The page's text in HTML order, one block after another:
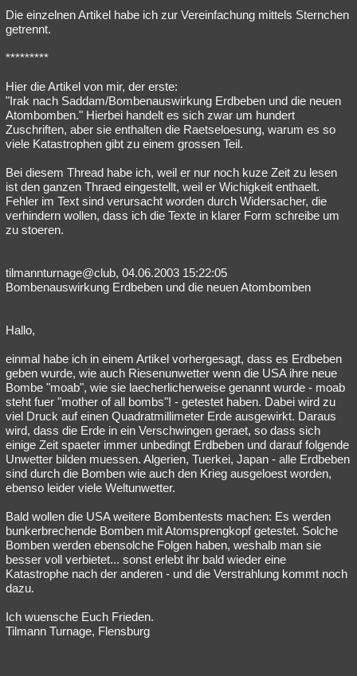
Die einzelnen Artikel habe ich zur Vereinfachung mittels Sternchen
getrennt.
*********
Hier die Artikel von mir, der erste:
"Irak nach Saddam/Bombenauswirkung Erdbeben und die neuen
Atombomben." Hierbei handelt es sich zwar um hundert
Zuschriften, aber sie enthalten die Raetseloesung, warum es so
viele Katastrophen gibt zu einem grossen Teil.
Bei diesem Thread habe ich, weil er nur noch kuze Zeit zu lesen
ist den ganzen Thraed eingestellt, weil er Wichigkeit enthaelt.
Fehler im Text sind verursacht worden durch Widersacher, die
verhindern wollen, dass ich die Texte in klarer Form schreibe um
zu stoeren.
tilmannturnage@club, 04.06.2003 15:22:05
Bombenauswirkung Erdbeben und die neuen Atombomben
Hallo,
einmal habe ich in einem Artikel vorhergesagt, dass es Erdbeben
geben wurde, wie auch Riesenunwetter wenn die USA ihre neue
Bombe "moab", wie sie laecherlicherweise genannt wurde - moab
steht fuer "mother of all bombs"! - getestet haben. Dabei wird zu
viel Druck auf einen Quadratmillimeter Erde ausgewirkt. Daraus
wird, dass die Erde in ein Verschwingen geraet, so dass sich
einige Zeit spaeter immer unbedingt Erdbeben und darauf folgende
Unwetter bilden muessen. Algerien, Tuerkei, Japan - alle Erdbeben
sind durch die Bomben wie auch den Krieg ausgeloest worden,
ebenso leider viele Weltunwetter.
Bald wollen die USA weitere Bombentests machen: Es werden
bunkerbrechende Bomben mit Atomsprengkopf getestet. Solche
Bomben werden ebensolche Folgen haben, weshalb man sie
besser voll verbietet... sonst erlebt ihr bald wieder eine
Katastrophe nach der anderen - und die Verstrahlung kommt noch
dazu.
Ich wuensche Euch Frieden.
Tilmann Turnage, Flensburg